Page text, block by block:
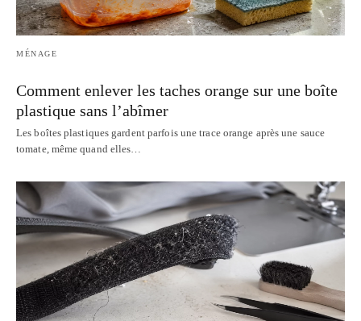
MÉNAGE
Comment enlever les taches orange sur une boîte
plastique sans l’abîmer
Les boîtes plastiques gardent parfois une trace orange après une sauce
tomate, même quand elles…